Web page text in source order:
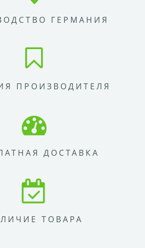
ГЕРМАНИЯ
ПРОИЗВОДИТЕЛЯ
ДОСТАВКА
ТОВАРА